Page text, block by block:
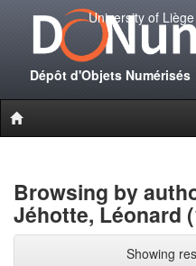
Dépôt d'Objets Numérisés
University of Liège
Browsing by
Jéhotte, Léonard
Showing